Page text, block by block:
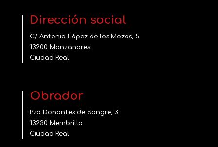
Dirección social
C/ Antonio López de los Mozos, 5
13200 Manzanares
Ciudad Real
Obrador
Pza Donantes de Sangre, 3
13230 Membrilla
Ciudad Real